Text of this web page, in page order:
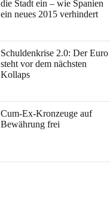
die Stadt ein – wie Spanien
ein neues 2015 verhindert
Schuldenkrise 2.0: Der Euro
steht vor dem nächsten
Kollaps
Cum-Ex-Kronzeuge auf
Bewährung frei